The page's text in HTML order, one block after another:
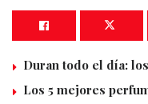
Duran todo el día:
Los 5 mejores